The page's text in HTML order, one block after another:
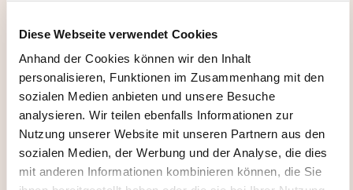
Diese Webseite verwendet Cookies
Anhand der Cookies können wir den Inhalt
personalisieren, Funktionen im Zusammenhang mit den
sozialen Medien anbieten und unsere Besuche
analysieren. Wir teilen ebenfalls Informationen zur
Nutzung unserer Website mit unseren Partnern aus den
sozialen Medien, der Werbung und der Analyse, die dies
mit anderen Informationen kombinieren können, die Sie
zurückzugelangen
Hier klicken, um alle
Weiterbildungsfeld